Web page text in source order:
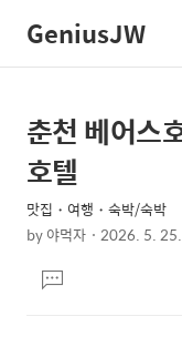
GeniusJW
상
세
컨
텐
본
문
제
목
춘천 베어스
호텔
맛집・여행・숙박/숙박
by야먹자 2026. 5.
문댓
글